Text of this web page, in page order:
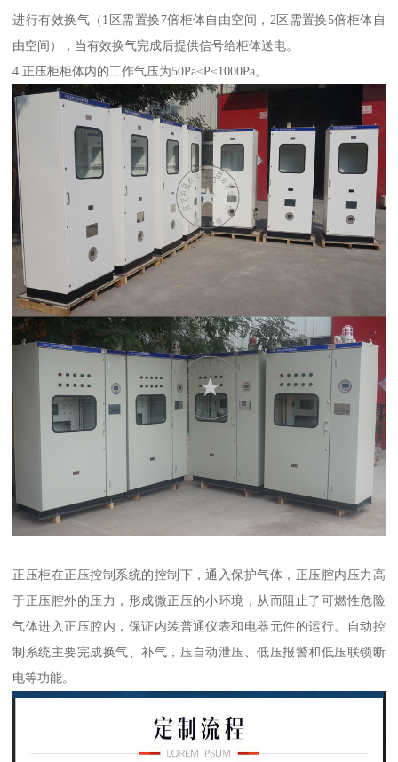
进行有效换气（1区需置换7倍柜体自由空间，2区需置换5倍柜体自
由空间），当有效换气完成后提供信号给柜体送电。
4.正压柜柜体内的工作气压为50Pa≤P≤1000Pa。
正压柜在正压控制系统的控制下，通入保护气体，正压腔内压力高
于正压腔外的压力，形成微正压的小环境，从而阻止了可燃性危险
气体进入正压腔内，保证内装普通仪表和电器元件的运行。自动控
制系统主要完成换气、补气，压自动泄压、低压报警和低压联锁断
电等功能。